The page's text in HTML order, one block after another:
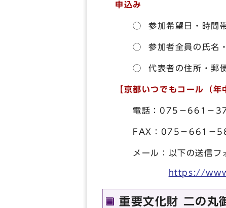
申込み
◯ 参加希望日・時間帯
◯ 参加者全員の氏名・
◯ 代表者の住所・郵便
【京都いつでもコール（年
電話：075－661－
FAX：075－661－
メール：以下の送信フォ
https://
重要文化財 二の丸